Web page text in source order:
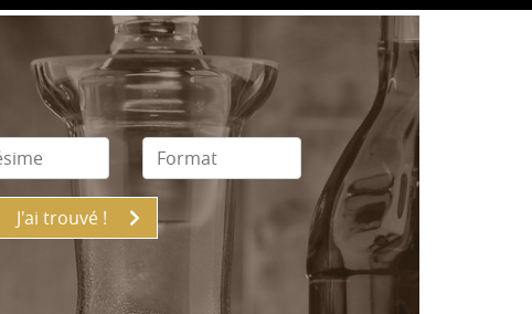
J'ai trouvé !